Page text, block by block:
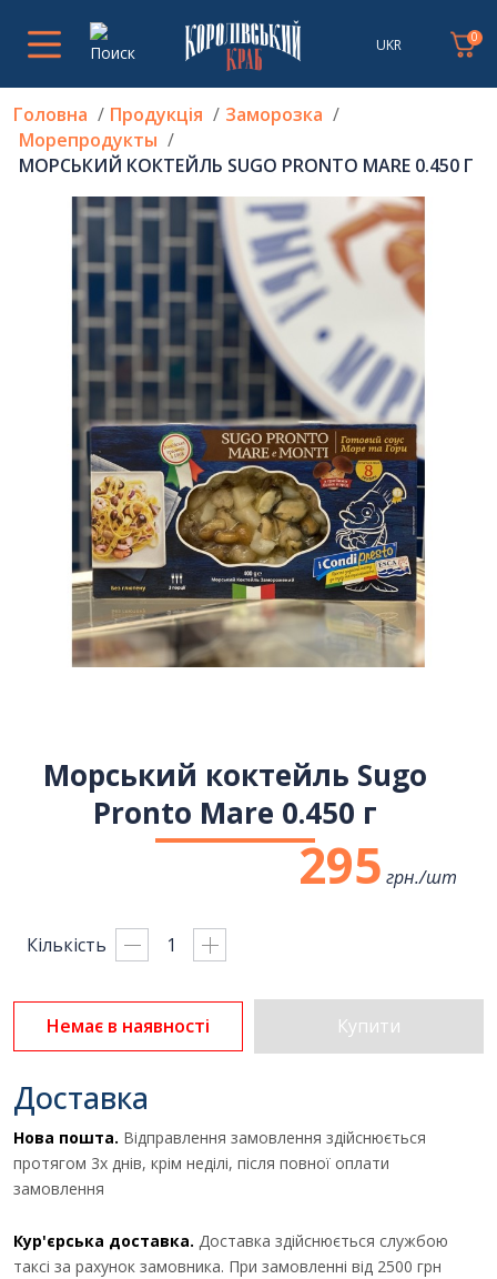
UKR 0
Головна Продукція
Заморозка
Морепродукты
МОРСЬКИЙ КОКТЕЙЛЬ SUGO PRONTO MARE 0.450 Г
Морський коктейль Sugo
Pronto Mare 0.450 г
295 грн./шт
Кількість
Немає в наявності Купити
Доставка
Нова пошта. Відправлення замовлення здійснюється
протягом 3х днів, крім неділі, після повної оплати
замовлення
Кур'єрська доставка. Доставка здійснюється службою
таксі за рахунок замовника. При замовленні від 2500 грн